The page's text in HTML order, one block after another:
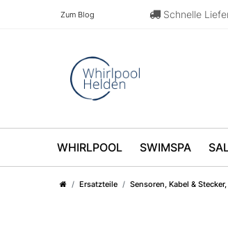
Zum Blog Schnelle
WHIRLPOOL SWIMSPA
Ersatzteile Sensoren, Kabel &